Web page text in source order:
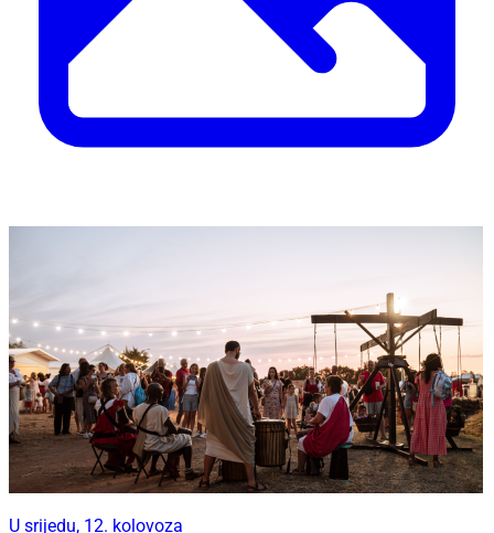
U srijedu, 12. kolovoza